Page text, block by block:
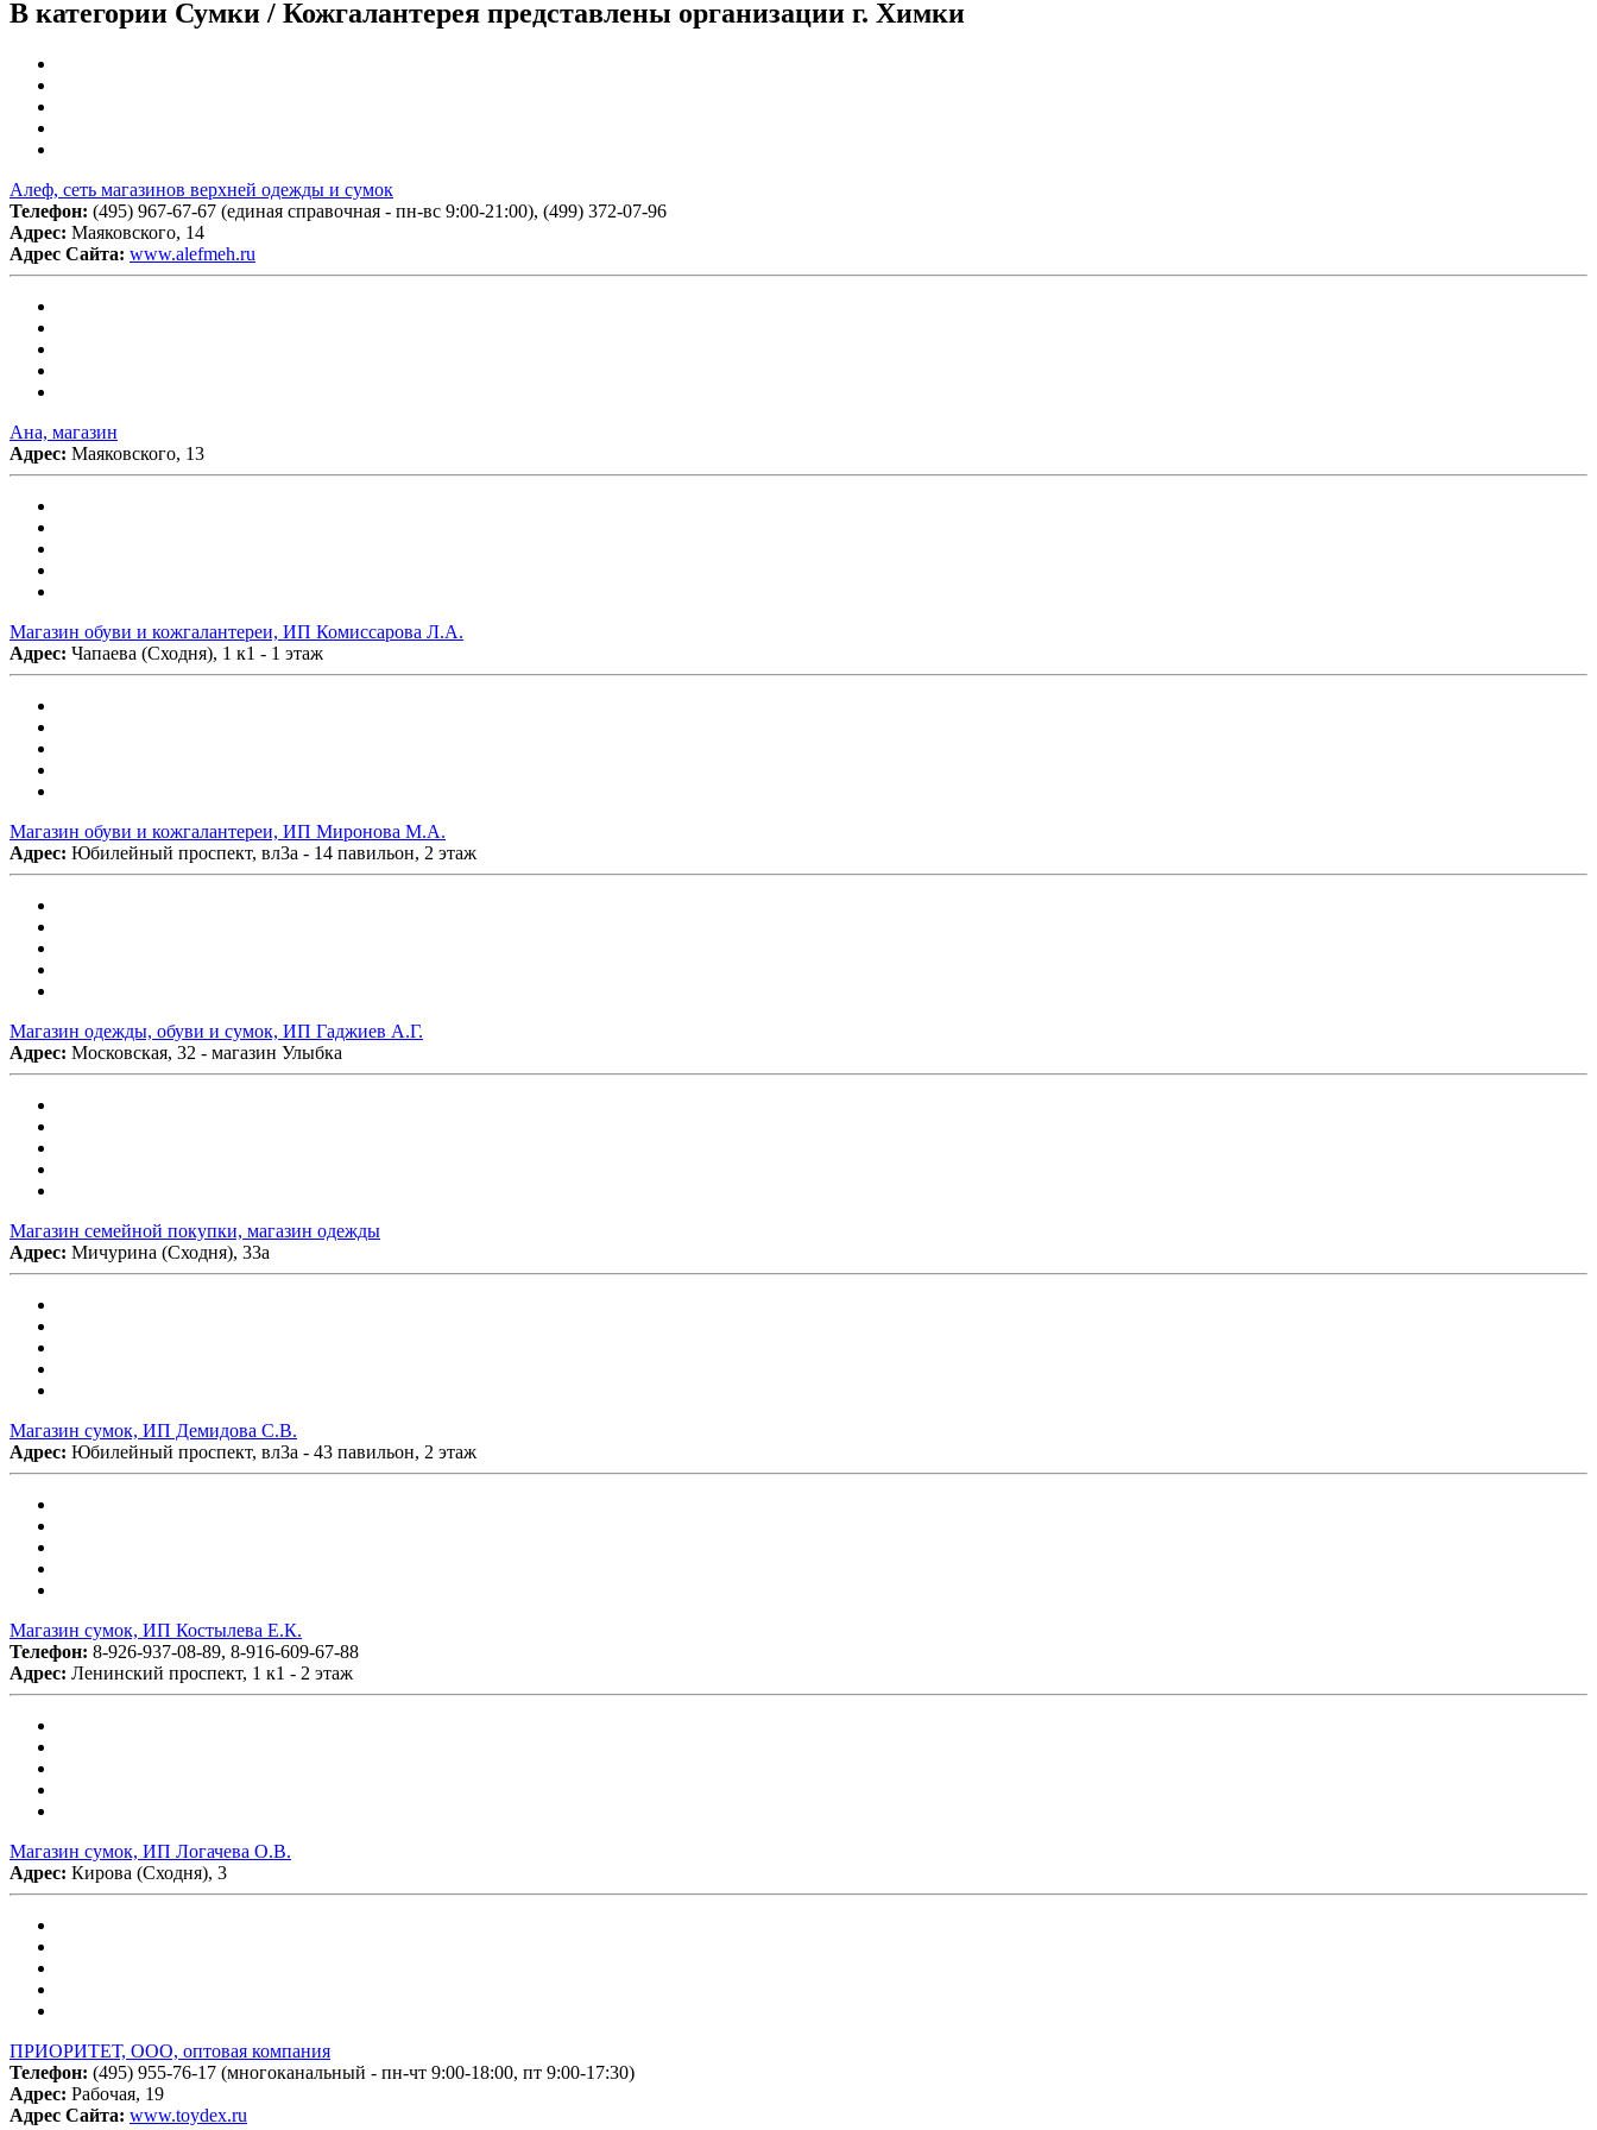
В категории Сумки / Кожгалантерея представлены организации г. Химки
Алеф, сеть магазинов верхней одежды и сумок
Телефон: (495) 967-67-67 (единая справочная - пн-вс 9:00-21:00), (499) 372-07-96
Адрес: Маяковского, 14
Адрес Сайта: www.alefmeh.ru
Ана, магазин
Адрес: Маяковского, 13
Магазин обуви и кожгалантереи, ИП Комиссарова Л.А.
Адрес: Чапаева (Сходня), 1 к1 - 1 этаж
Магазин обуви и кожгалантереи, ИП Миронова М.А.
Адрес: Юбилейный проспект, вл3а - 14 павильон, 2 этаж
Магазин одежды, обуви и сумок, ИП Гаджиев А.Г.
Адрес: Московская, 32 - магазин Улыбка
Магазин семейной покупки, магазин одежды
Адрес: Мичурина (Сходня), 33а
Магазин сумок, ИП Демидова С.В.
Адрес: Юбилейный проспект, вл3а - 43 павильон, 2 этаж
Магазин сумок, ИП Костылева Е.К.
Телефон: 8-926-937-08-89, 8-916-609-67-88
Адрес: Ленинский проспект, 1 к1 - 2 этаж
Магазин сумок, ИП Логачева О.В.
Адрес: Кирова (Сходня), 3
ПРИОРИТЕТ, ООО, оптовая компания
Телефон: (495) 955-76-17 (многоканальный - пн-чт 9:00-18:00, пт 9:00-17:30)
Адрес: Рабочая, 19
Адрес Сайта: www.toydex.ru